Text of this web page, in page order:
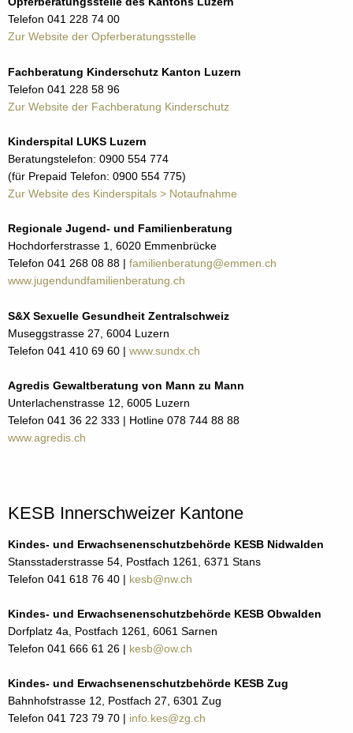
Telefon 041 228 74 00
Zur Website der Opferberatungsstelle
Fachberatung Kinderschutz Kanton Luzern
Telefon 041 228 58 96
Zur Website der Fachberatung Kinderschutz
Kinderspital LUKS Luzern
Beratungstelefon: 0900 554 774
(für Prepaid Telefon: 0900 554 775)
Zur Website des Kinderspitals > Notaufnahme
Regionale Jugend- und Familienberatung
Hochdorferstrasse 1, 6020 Emmenbrücke
Telefon 041 268 08 88 | familienberatung@emmen.ch
www.jugendundfamilienberatung.ch
S&X Sexuelle Gesundheit Zentralschweiz
Museggstrasse 27, 6004 Luzern
Telefon 041 410 69 60 | www.sundx.ch
Agredis Gewaltberatung von Mann zu Mann
Unterlachenstrasse 12, 6005 Luzern
Telefon 041 36 22 333 | Hotline 078 744 88 88
www.agredis.ch
KESB Innerschweizer Kantone
Kindes- und Erwachsenenschutzbehörde KESB Nidwalden
Stansstaderstrasse 54, Postfach 1261, 6371 Stans
Telefon 041 618 76 40 | kesb@nw.ch
Kindes- und Erwachsenenschutzbehörde KESB Obwalden
Dorfplatz 4a, Postfach 1261, 6061 Sarnen
Telefon 041 666 61 26 | kesb@ow.ch
Kindes- und Erwachsenenschutzbehörde KESB Zug
Bahnhofstrasse 12, Postfach 27, 6301 Zug
Telefon 041 723 79 70 | info.kes@zg.ch